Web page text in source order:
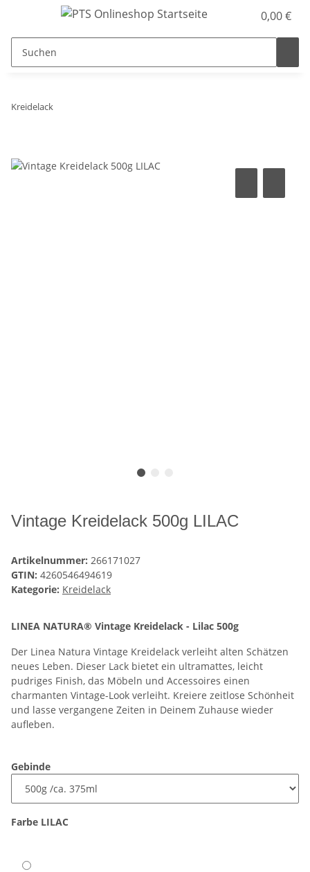
0,00 €
Kreidelack
Vintage Kreidelack 500g LILAC
Artikelnummer: 266171027
GTIN: 4260546494619
Kategorie: Kreidelack
LINEA NATURA® Vintage Kreidelack - Lilac 500g
Der Linea Natura Vintage Kreidelack verleiht alten Schätzen
neues Leben. Dieser Lack bietet ein ultramattes, leicht
pudriges Finish, das Möbeln und Accessoires einen
charmanten Vintage-Look verleiht. Kreiere zeitlose Schönheit
und lasse vergangene Zeiten in Deinem Zuhause wieder
aufleben.
Gebinde
Farbe LILAC